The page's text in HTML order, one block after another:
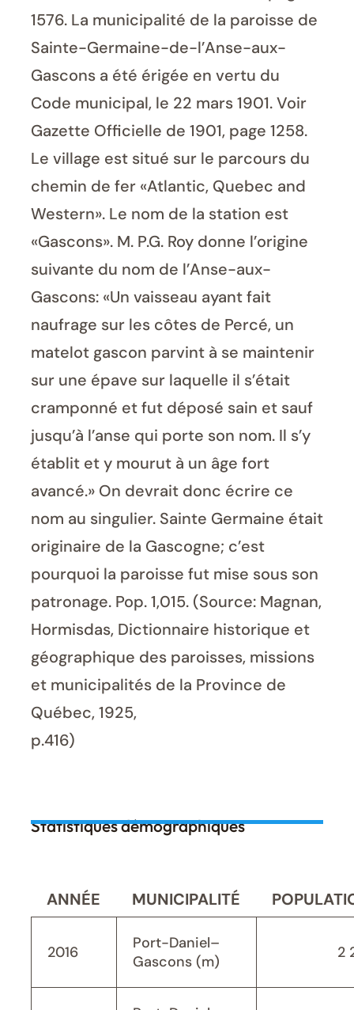
1576. La municipalité de la paroisse de
Sainte-Germaine-de-l’Anse-aux-
Gascons a été érigée en vertu du
Code municipal, le 22 mars 1901. Voir
Gazette Officielle de 1901, page 1258.
Le village est situé sur le parcours du
chemin de fer «Atlantic, Quebec and
Western». Le nom de la station est
«Gascons». M. P.G. Roy donne l’origine
suivante du nom de l’Anse-aux-
Gascons: «Un vaisseau ayant fait
naufrage sur les côtes de Percé, un
matelot gascon parvint à se maintenir
sur une épave sur laquelle il s’était
cramponné et fut déposé sain et sauf
jusqu’à l’anse qui porte son nom. Il s’y
établit et y mourut à un âge fort
avancé.» On devrait donc écrire ce
nom au singulier. Sainte Germaine était
originaire de la Gascogne; c’est
pourquoi la paroisse fut mise sous son
patronage. Pop. 1,015. (Source: Magnan,
Hormisdas, Dictionnaire historique et
géographique des paroisses, missions
et municipalités de la Province de
Québec, 1925,
p.416)
Statistiques démographiques
ANNÉE MUNICIPALITÉ
2016
Port-Daniel–
Gascons (m)
2